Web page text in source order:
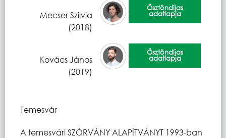
Mecser Szilvia
(2018)
Ösztöndíjas
adatlapja
Kovács János
(2019)
Ösztöndíjas
adatlapja
Temesvár
A temesvári SZÓRVÁNY ALAPÍTVÁNYT 1993-ban